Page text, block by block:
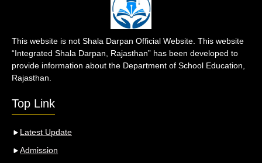
This website is not Shala Darpan Official Website. This website
“Integrated Shala Darpan, Rajasthan” has been developed to
provide information about the Department of School Education,
Rajasthan.
Top Link
Latest Update
Admission